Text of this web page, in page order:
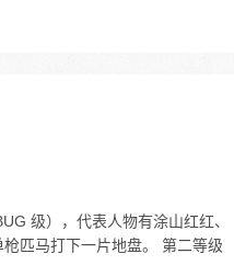
级），代表人物有涂山红红、
匹马打下一片地盘。 第二等级